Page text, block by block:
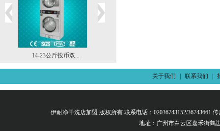
14-23公斤投币双...
关于我们 联系我们
伊耐净干洗店加盟 版权所有 联系电话：02036743152/36743661 传
地址：广州市白云区嘉禾街鹤